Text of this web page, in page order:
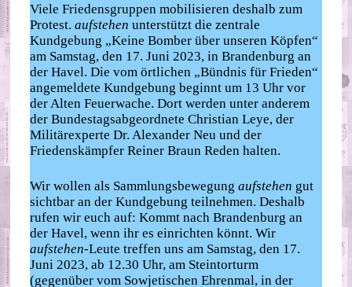
Viele Friedensgruppen mobilisieren deshalb zum
Protest.aufstehen unterstützt die zentrale
Kundgebung „Keine Bomber über unseren Köpfen“
am Samstag, den 17. Juni 2023, in Brandenburg an
der Havel. Die vom örtlichen „Bündnis für Frieden“
angemeldete Kundgebung beginnt um 13 Uhr vor
der Alten Feuerwache. Dort werden unter anderem
der Bundestagsabgeordnete Christian Leye, der
Militärexperte Dr. Alexander Neu und der
Friedenskämpfer Reiner Braun Reden halten.
Wir wollen als Sammlungsbewegungaufstehen gut
sichtbar an der Kundgebung teilnehmen. Deshalb
rufen wir euch auf: Kommt nach Brandenburg an
der Havel, wenn ihr es einrichten könnt. Wir
aufstehen-Leute treffen uns am Samstag, den 17.
Juni 2023, ab 12.30 Uhr, am Steintorturm
(gegenüber vom Sowjetischen Ehrenmal, in der